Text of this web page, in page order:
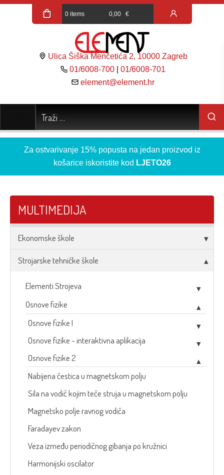
0 items 0,00 €
Ulica Šiška Menčetića 2, 10000 Zagreb
01/6008-700 |01/6008-701
element@element.hr
Za ostvarivanje 15% popusta na jedan proizvod iz
košarice iskoristite kod LJETO26
MULTIMEDIJA
Ekonomske škole
Strojarske tehničke škole
Elementi Strojeva
Osnove fizike
Osnove fizike I
Osnove fizike - interaktivna aplikacija
Osnove fizike 2
Nabijena čestica u magnetskom polju
Sila na vodič kojim teče struja u magnetskom polju
Magnetsko polje ravnog vodiča
Faradayev zakon
Veza između periodičnog gibanja po kružnici
Harmonijski oscilator